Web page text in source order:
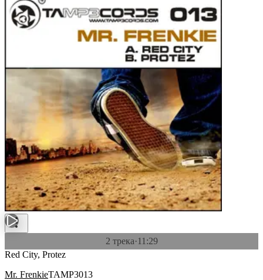
2 трека·11:29
Red City, Protez
Mr. FrenkieTAMP3013